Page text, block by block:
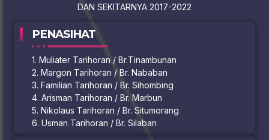
DAN SEKITARNYA 2017-2022
PENASIHAT
1. Muliater Tarihoran / Br.Tinambunan
2. Margon Tarihoran / Br. Nababan
3. Familian Tarihoran / Br. Sihombing
4. Arisman Tarihoran / Br. Marbun
5. Nikolaus Tarihoran / Br. Situmorang
6. Usman Tarihoran / Br. Silaban